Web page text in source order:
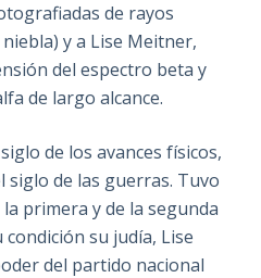
de rayos
y a Lise Meitner,
del espectro beta y
de largo alcance.
de los avances físicos,
siglo de las guerras. Tuvo
primera y de la segunda
su judía, Lise
del partido nacional